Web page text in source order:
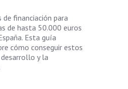
financiación para
de hasta 50.000 euros
Esta guía
cómo conseguir estos
y la